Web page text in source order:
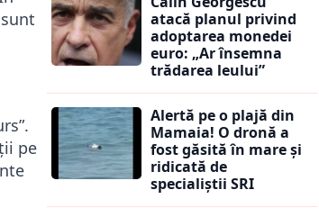
pe
atacă planul privind
adoptarea monedei
euro: „Ar însemna
trădarea leului”
Alertă pe o plajă din
Mamaia! O dronă a
fost găsită în mare și
ridicată de
specialiștii SRI